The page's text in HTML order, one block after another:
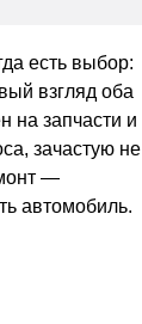
есть выбор:
взгляд оба
на запчасти и
зачастую не
—
автомобиль.